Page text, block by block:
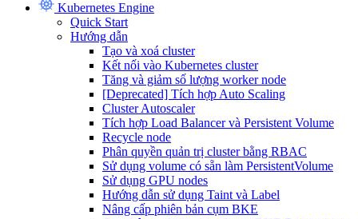
Kubernetes Engine
Quick Start
Hướng dẫn
Tạo và xoá cluster
Kết nối vào Kubernetes cluster
Tăng và giảm số lượng worker node
[Deprecated] Tích hợp Auto Scaling
Cluster Autoscaler
Tích hợp Load Balancer và Persistent Volume
Recycle node
Phân quyền quản trị cluster bằng RBAC
Sử dụng volume có sẵn làm PersistentVolume
Sử dụng GPU nodes
Hướng dẫn sử dụng Taint và Label
Nâng cấp phiên bản cụm BKE